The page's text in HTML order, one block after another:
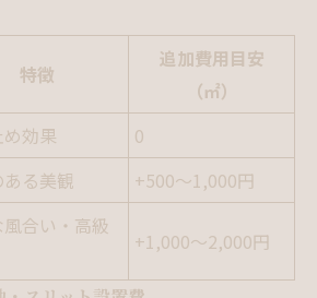
特徴
追加費用目安
（㎡）
効果
0
る美観 +500〜1,000円
風合い・高級
+1,000〜2,000円